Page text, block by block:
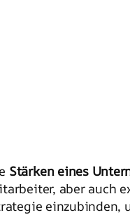
Stärken eines
aber auch